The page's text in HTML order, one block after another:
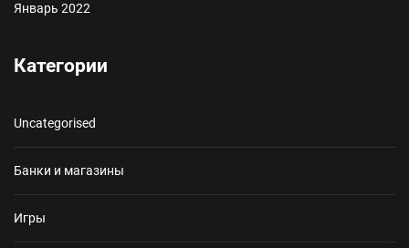
Январь 2022
Категории
Uncategorised
Банки и магазины
Игры